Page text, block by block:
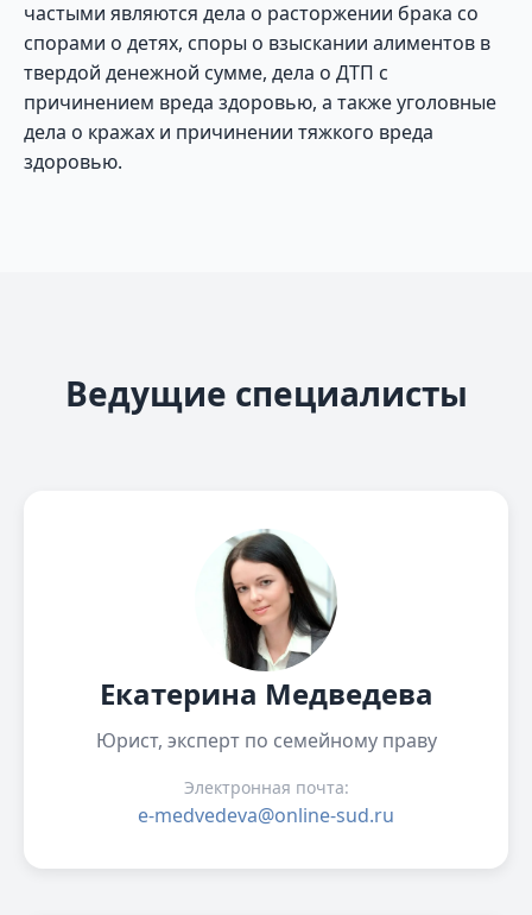
частыми являются дела о расторжении брака со
спорами о детях, споры о взыскании алиментов в
твердой денежной сумме, дела о ДТП с
причинением вреда здоровью, а также уголовные
дела о кражах и причинении тяжкого вреда
здоровью.
Ведущие специалисты
Екатерина Медведева
Юрист, эксперт по семейному праву
Электронная почта:
e-medvedeva@online-sud.ru